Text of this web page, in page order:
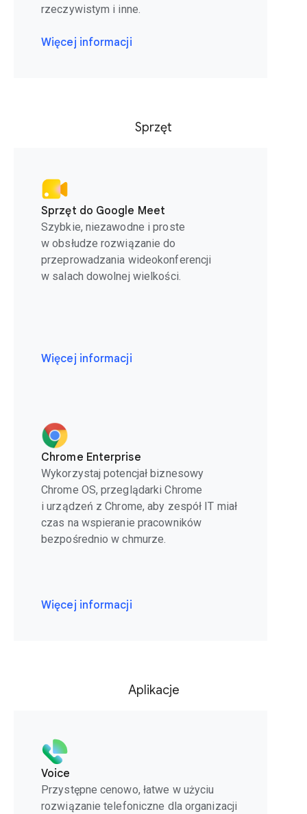
rzeczywistym i inne.
Więcej informacji
Sprzęt
Sprzęt do Google Meet
Szybkie, niezawodne i proste
w obsłudze rozwiązanie do
przeprowadzania wideokonferencji
w salach dowolnej wielkości.
Więcej informacji
Chrome Enterprise
Wykorzystaj potencjał biznesowy
Chrome OS, przeglądarki Chrome
i urządzeń z Chrome, aby zespół IT miał
czas na wspieranie pracowników
bezpośrednio w chmurze.
Więcej informacji
Aplikacje
Voice
Przystępne cenowo, łatwe w użyciu
rozwiązanie telefoniczne dla organizacji